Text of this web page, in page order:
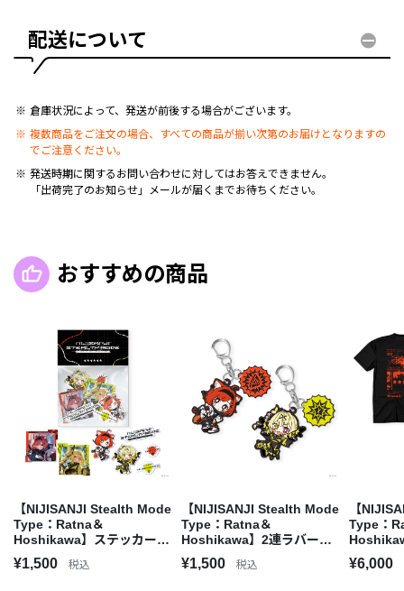
配送について
倉庫状況によって、発送が前後する場合がございます。
複数商品をご注文の場合、すべての商品が揃い次第のお届けとなりますの
でご注意ください。
発送時期に関するお問い合わせに対してはお答えできません。
「出荷完了のお知らせ」メールが届くまでお待ちください。
おすすめの商品
【NIJISANJI Stealth Mode
Type：Ratna＆
Hoshikawa】ステッカーセ
ット
¥1,500 税込
【NIJISANJI Stealth Mode
Type：Ratna＆
Hoshikawa】2連ラバーキ
ーホルダー
¥1,500 税込
【
Type：
ズTシャ
¥6,000